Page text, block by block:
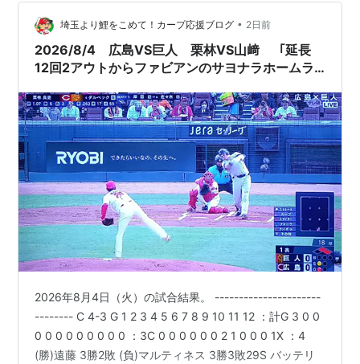
埼玉より鯉をこめて！カープ応援ブログ • 2日前
2026/8/4 広島VS巨人 栗林VS山﨑 「延長
12回2アウトからファビアンのサヨナラホームラ
2026年8月4日（火）の試合結果。 ----------------------
-------- C 4-3 G 1 2 3 4 5 6 7 8 9 10 11 12 ：計G 3 0 0
0 0 0 0 0 0 0 0 0 ：3C 0 0 0 0 0 0 2 1 0 0 0 1X ：4
(勝)遠藤 3勝2敗 (負)マルティネス 3勝3敗29S バッテリ